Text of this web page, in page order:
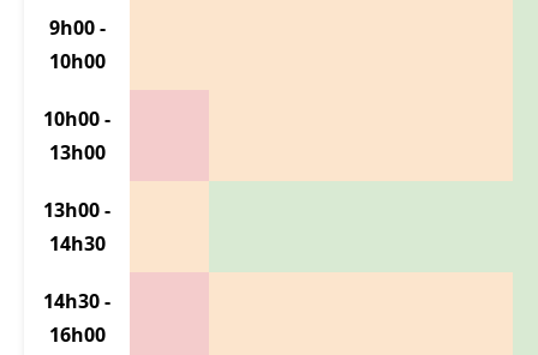
9h00 -
10h00
10h00 -
13h00
13h00 -
14h30
14h30 -
16h00